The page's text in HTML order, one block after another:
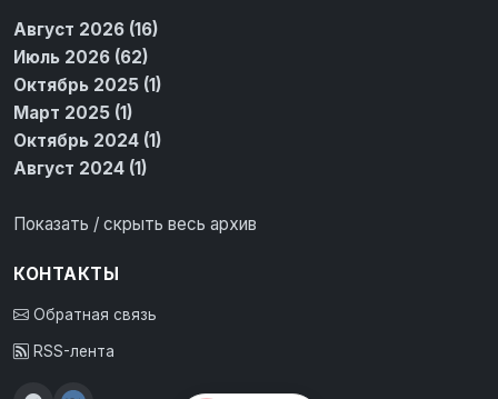
Август 2026 (16)
Июль 2026 (62)
Октябрь 2025 (1)
Март 2025 (1)
Октябрь 2024 (1)
Август 2024 (1)
Показать / скрыть весь архив
КОНТАКТЫ
Обратная связь
RSS-лента